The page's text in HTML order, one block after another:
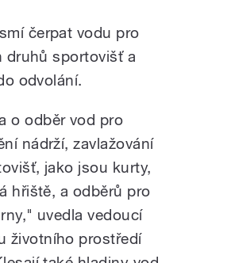
čerpat vodu pro
druhů sportovišť a
odvolání.
o odběr vod pro
nádrží, zavlažování
jako jsou kurty,
hřiště, a odběrů pro
uvedla vedoucí
životního prostředí